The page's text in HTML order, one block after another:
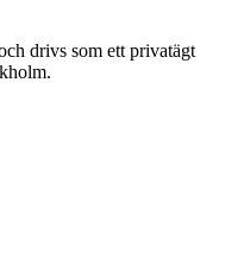
drivs som ett privatägt